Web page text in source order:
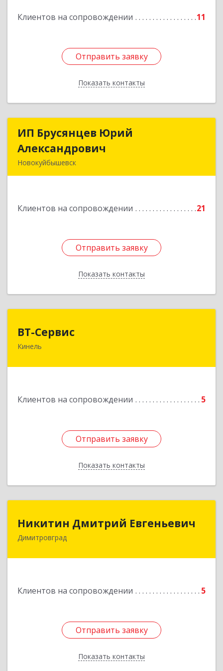
Клиентов на сопровождении 11
Отправить заявку
Показать контакты
Отправить заявку
Назад
ИП Брусянцев Юрий
Александрович
Новокуйбышевск
Клиентов на сопровождении 21
Отправить заявку
Показать контакты
ИП Брусянцев Юрий
Подробнее
Отправить заявку
Назад
ВТ-Сервис
Кинель
Клиентов на сопровождении 5
Отправить заявку
Показать контакты
446436, Самарская обл, Кинель г, Маяковского
Отправить заявку
Назад
Никитин Дмитрий Евгеньевич
Димитровград
Клиентов на сопровождении 5
Отправить заявку
Показать контакты
Никитин Дмитрий Евгеньевич
Отправить заявку
Назад